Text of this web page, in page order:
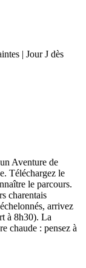
| Jour J dès
Aventure de
Téléchargez le
le parcours.
charentais
arrivez
à 8h30). La
chaude : pensez à